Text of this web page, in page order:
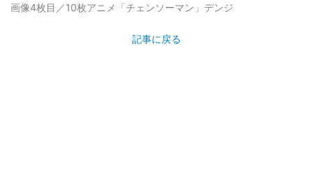
画像4枚目／10枚アニメ「チェンソーマン」デンジ
記事に戻る